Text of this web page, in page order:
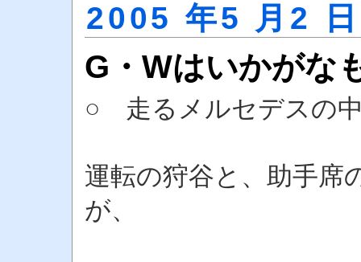
2005 年5 月2 日
G・Wはいかがな
○ 走るメルセデスの
運転の狩谷と、助手席
が、